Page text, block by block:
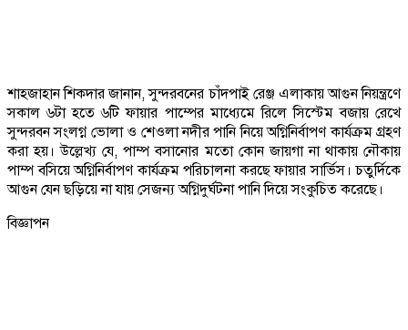
শাহজাহান শিকদার জানান, সুন্দরবনের চাঁদপাই রেঞ্জ এলাকায় আগুন নিয়ন্ত্রণে
সকাল ৬টা হতে ৬টি ফায়ার পাম্পের মাধ্যেমে রিলে সিস্টেম বজায় রেখে
সুন্দরবন সংলগ্ন ভোলা ও শেওলা নদীর পানি নিয়ে অগ্নিনির্বাপণ কার্যক্রম গ্রহণ
করা হয়। উল্লেখ্য যে, পাম্প বসানোর মতো কোন জায়গা না থাকায় নৌকায়
পাম্প বসিয়ে অগ্নিনির্বাপণ কার্যক্রম পরিচালনা করছে ফায়ার সার্ভিস। চতুর্দিকে
আগুন যেন ছড়িয়ে না যায় সেজন্য অগ্নিদুর্ঘটনা পানি দিয়ে সংকুচিত করেছে।
বিজ্ঞাপন